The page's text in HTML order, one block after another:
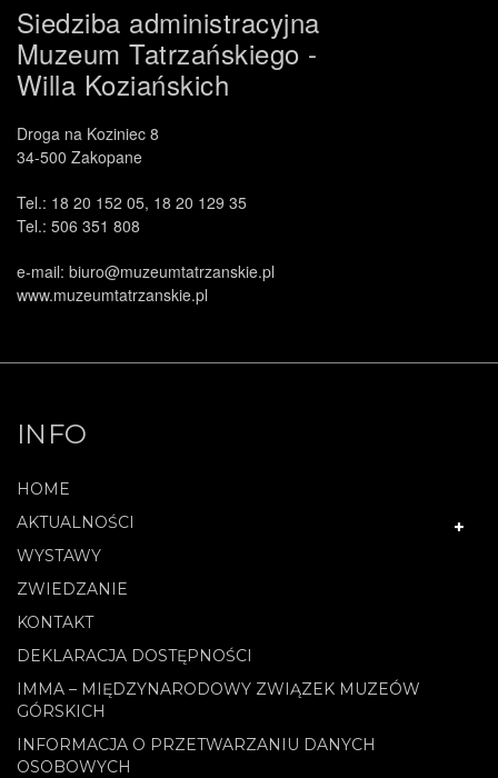
Siedziba administracyjna
Muzeum Tatrzańskiego -
Willa Koziańskich
Droga na Koziniec 8
34-500 Zakopane
Tel.: 18 20 152 05, 18 20 129 35
Tel.: 506 351 808
e-mail: biuro@muzeumtatrzanskie.pl
www.muzeumtatrzanskie.pl
INFO
HOME
AKTUALNOŚCI
WYSTAWY
ZWIEDZANIE
KONTAKT
DEKLARACJA DOSTĘPNOŚCI
IMMA – MIĘDZYNARODOWY ZWIĄZEK MUZEÓW
GÓRSKICH
INFORMACJA O PRZETWARZANIU DANYCH
OSOBOWYCH